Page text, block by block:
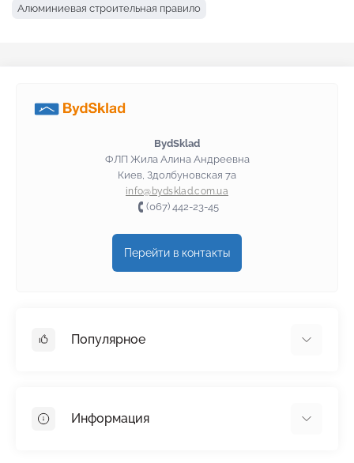
Алюминиевая строительная правило
BydSklad
ФЛП Жила Алина Андреевна
Киев, Здолбуновская 7а
info@bydsklad.com.ua
(067) 442-23-45
Перейти в контакты
Популярное
Пенопласт
Информация